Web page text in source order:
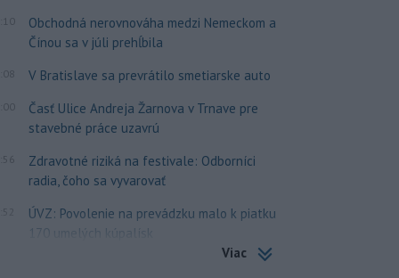
Obchodná nerovnováha medzi Nemeckom a
Čínou sa v júli prehĺbila
V Bratislave sa prevrátilo smetiarske auto
Časť Ulice Andreja Žarnova v Trnave pre
stavebné práce uzavrú
Zdravotné riziká na festivale: Odborníci
radia, čoho sa vyvarovať
ÚVZ: Povolenie na prevádzku malo k piatku
170 umelých kúpalísk
Viac